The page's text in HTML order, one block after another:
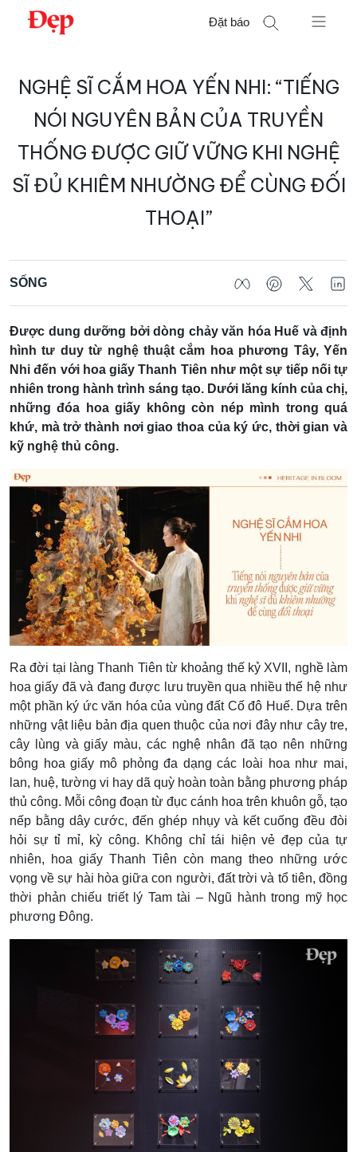
Chuyển
Đặt báo
kiếm
NGHỆ SĨ CẮM HOA YẾN NHI: “TIẾNG
NÓI NGUYÊN BẢN CỦA TRUYỀN
THỐNG ĐƯỢC GIỮ VỮNG KHI NGHỆ
SĨ ĐỦ KHIÊM NHƯỜNG ĐỂ CÙNG ĐỐI
THOẠI”
SỐNG
Được dung dưỡng bởi dòng chảy văn hóa Huế và định
hình tư duy từ nghệ thuật cắm hoa phương Tây, Yến
Nhi đến với hoa giấy Thanh Tiên như một sự tiếp nối tự
nhiên trong hành trình sáng tạo. Dưới lăng kính của chị,
những đóa hoa giấy không còn nép mình trong quá
khứ, mà trở thành nơi giao thoa của ký ức, thời gian và
kỹ nghệ thủ công.
Ra đời tại làng Thanh Tiên từ khoảng thế kỷ XVII, nghề làm
hoa giấy đã và đang được lưu truyền qua nhiều thế hệ như
một phần ký ức văn hóa của vùng đất Cố đô Huế. Dựa trên
những vật liệu bản địa quen thuộc của nơi đây như cây tre,
cây lùng và giấy màu, các nghệ nhân đã tạo nên những
bông hoa giấy mô phỏng đa dạng các loài hoa như mai,
lan, huệ, tường vi hay dã quỳ hoàn toàn bằng phương pháp
thủ công. Mỗi công đoạn từ đục cánh hoa trên khuôn gỗ, tạo
nếp bằng dây cước, đến ghép nhụy và kết cuống đều đòi
hỏi sự tỉ mỉ, kỳ công. Không chỉ tái hiện vẻ đẹp của tự
nhiên, hoa giấy Thanh Tiên còn mang theo những ước
vọng về sự hài hòa giữa con người, đất trời và tổ tiên, đồng
thời phản chiếu triết lý Tam tài – Ngũ hành trong mỹ học
phương Đông.